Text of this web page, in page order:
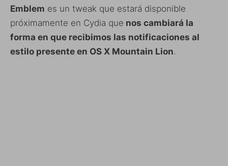
Emblem es un tweak que estará disponible
próximamente en Cydia que nos cambiará la
forma en que recibimos las notificaciones al
estilo presente en OS X Mountain Lion.